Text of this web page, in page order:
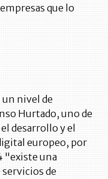
que lo
nivel de
Hurtado, uno de
desarrollo y el
europeo, por
"existe una
servicios de